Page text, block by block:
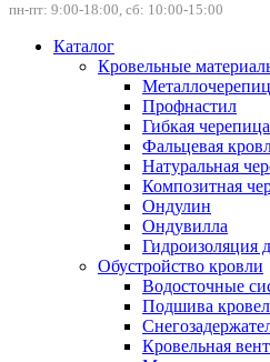
пн-пт: 9:00-18:00, сб: 10:00-15:00
Каталог
Кровельные
Профнастил
Гибкая черепица
Фальцевая
Натуральная
Композитная
Ондулин
Ондувилла
Гидроизоляция
Обустройство кровли
Водосточные
Подшива
Кровельная